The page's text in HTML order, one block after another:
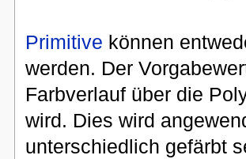
Primitive können
werden. Der
Farbverlauf über die
wird. Dies wird
unterschiedlich gefärbt